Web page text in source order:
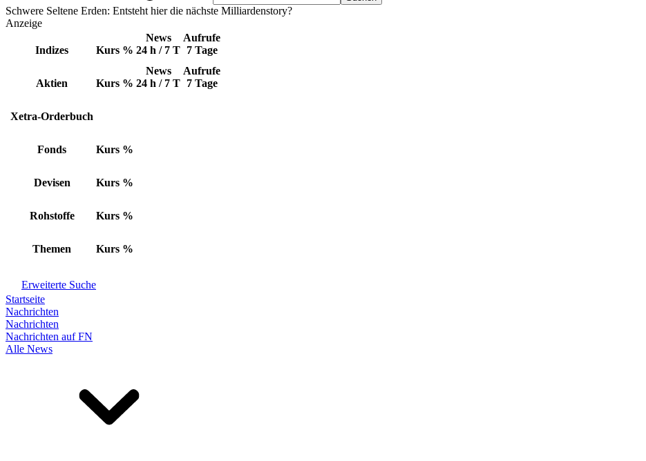
Schwere Seltene Erden: Entsteht hier die nächste Milliardenstory?
Anzeige
Indizes Kurs %
News
24 h / 7 T
Aufrufe
7 Tage
Aktien Kurs %
News
24 h / 7 T
Aufrufe
7 Tage
Xetra-Orderbuch
Fonds Kurs %
Devisen Kurs %
Rohstoffe Kurs %
Themen Kurs %
Erweiterte Suche
Startseite
Nachrichten
Nachrichten
Nachrichten auf FN
Alle News